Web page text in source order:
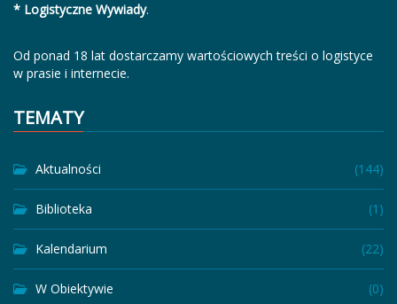
* Logistyczne Wywiady.
Od ponad 18 lat dostarczamy wartościowych treści o logistyce
w prasie i internecie.
TEMATY
Aktualności (144)
Biblioteka (1)
Kalendarium (22)
W Obiektywie (0)